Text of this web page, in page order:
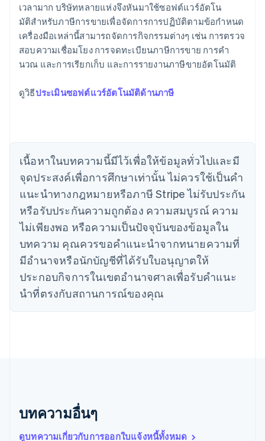
เวลามาก บริษัทหลายแห่งจึงหันมาใช้ซอฟต์แวร์อัตโน
มัติสําหรับภาษีการขายเพื่อจัดการการปฏิบัติตามข้อกําหนด
เครื่องมือเหล่านี้สามารถจัดการกิจกรรมต่างๆ เช่น การตรวจ
สอบความเชื่อมโยง การจดทะเบียนภาษีการขาย การคํา
นวณ และการเรียกเก็บ และการรายงานภาษีขายอัตโนมัติ
ดูวิธีประเมินซอฟต์แวร์อัตโนมัติด้านภาษี
เนื้อหาในบทความนี้มีไว้เพื่อให้ข้อมูลทั่วไปและมี
จุดประสงค์เพื่อการศึกษาเท่านั้น ไม่ควรใช้เป็นคํา
แนะนําทางกฎหมายหรือภาษี Stripe ไม่รับประกัน
หรือรับประกันความถูกต้อง ความสมบูรณ์ ความ
ไม่เพียงพอ หรือความเป็นปัจจุบันของข้อมูลใน
บทความ คุณควรขอคําแนะนําจากทนายความที่
มีอํานาจหรือนักบัญชีที่ได้รับใบอนุญาตให้
ประกอบกิจการในเขตอํานาจศาลเพื่อรับคําแนะ
นําที่ตรงกับสถานการณ์ของคุณ
บทความอื่นๆ
ดูบทความเกี่ยวกับการออกใบแจ้งหนี้ทั้งหมด
กรีซ
แคนาดา
English
โครเอเชีย
EnglishItaliano
จีนแผ่นดินใหญ่
ไซปรัส
English
ญี่ปุ่น
日本語English
เดนมาร์ก
English
ไทย
ไทย English
นอร์เวย์
บัลแกเรีย
English
เบลเยียม